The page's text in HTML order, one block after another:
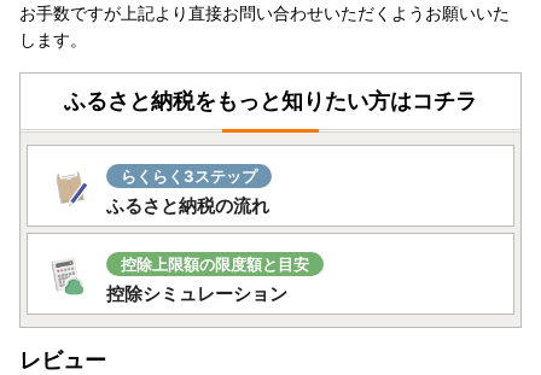
お手数ですが上記より直接お問い合わせいただくようお願いいた
します。
ふるさと納税をもっと知りたい方はコチラ
らくらく3ステップ
ふるさと納税の流れ
控除上限額の限度額と目安
控除シミュレーション
レビュー